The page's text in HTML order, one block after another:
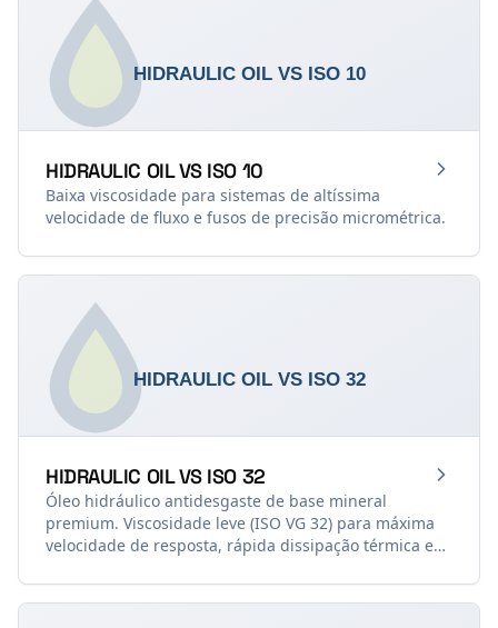
HIDRAULIC OIL VS ISO 10
Baixa viscosidade para sistemas de altíssima
velocidade de fluxo e fusos de precisão micrométrica.
HIDRAULIC OIL VS ISO 32
Óleo hidráulico antidesgaste de base mineral
premium. Viscosidade leve (ISO VG 32) para máxima
velocidade de resposta, rápida dissipação térmica e
maquinários modernos de alta ciclagem com folgas